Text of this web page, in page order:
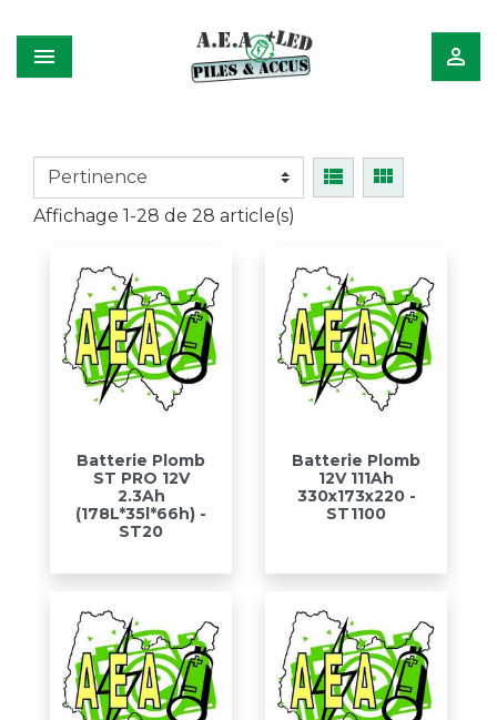


 
Affichage 1-28 de 28 article(s)
Batterie Plomb
ST PRO 12V
2.3Ah
(178L*35l*66h) -
ST20
Batterie Plomb
12V 111Ah
330x173x220 -
ST1100